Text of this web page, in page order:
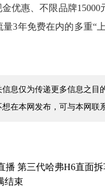
优惠、不限品牌
3年免费在内的多重“
息仅为传递更多信息之
在本网发布，可与本网联
播 第三代哈弗H6直面
结束